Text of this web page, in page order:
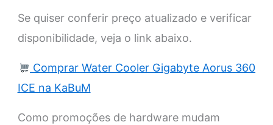
Se quiser conferir preço atualizado e verificar
disponibilidade, veja o link abaixo.
Comprar Water Cooler Gigabyte Aorus 360
ICE na KaBuM
Como promoções de hardware mudam